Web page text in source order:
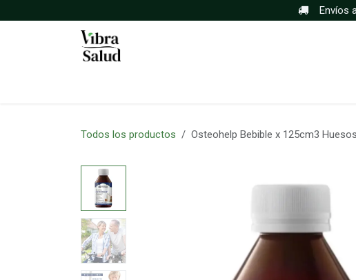
Envíos
Todos los productos Osteohelp Bebible x 125cm3